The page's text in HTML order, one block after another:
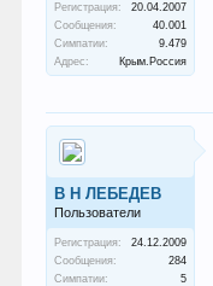
Регистрация:
20.04.2007
Сообщения:
40.001
Симпатии:
9.479
Адрес:
Крым.Россия
В Н ЛЕБЕДЕВ
Пользователи
Регистрация:
24.12.2009
Сообщения:
284
Симпатии:
5